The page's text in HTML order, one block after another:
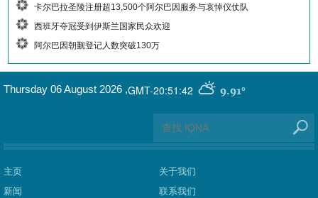
卡尔巴拉圣陵注册超13,500个阿尔巴因服务与哀悼仪仗队
西班牙夺冠受到伊斯兰国家民众欢迎
阿尔巴因朝觐登记人数突破130万
GMT-20:51:42 9.91°
Thursday 06 August 2026 ,
主页
新闻
关于我们
联系我们